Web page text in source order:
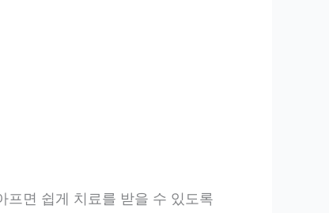
프면 쉽게 치료를 받을 수 있도록